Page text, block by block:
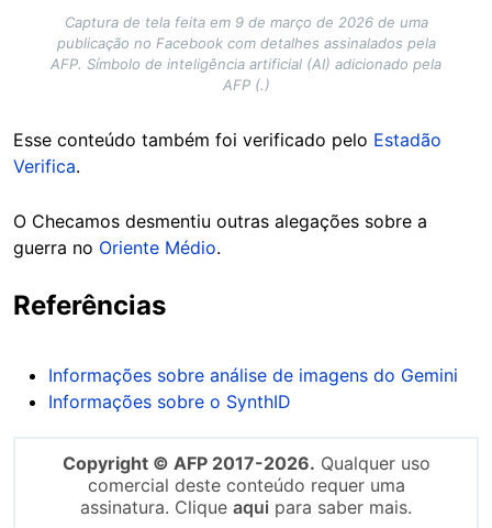
Captura de tela feita em 9 de março de 2026 de uma
publicação no Facebook com detalhes assinalados pela
AFP. Símbolo de inteligência artificial (AI) adicionado pela
AFP (.)
Esse conteúdo também foi verificado pelo Estadão
Verifica.
O Checamos desmentiu outras alegações sobre a
guerra no Oriente Médio.
Referências
Informações sobre análise de imagens do Gemini
Informações sobre o SynthID
Copyright © AFP 2017-2026. Qualquer uso
comercial deste conteúdo requer uma
assinatura. Clique aqui para saber mais.